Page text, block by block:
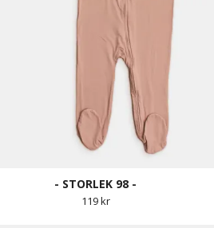
- STORLEK 98 -
119 kr